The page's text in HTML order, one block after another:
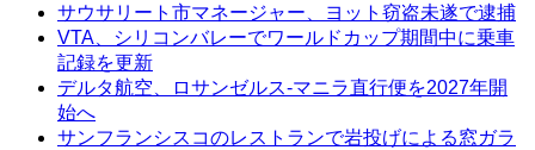
サウサリート市マネージャー、ヨット窃盗未遂で逮捕
VTA、シリコンバレーでワールドカップ期間中に乗車
記録を更新
デルタ航空、ロサンゼルス-マニラ直行便を2027年開
始へ
サンフランシスコのレストランで岩投げによる窓ガラ